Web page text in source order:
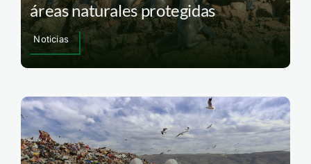
áreas naturales protegidas
Noticias